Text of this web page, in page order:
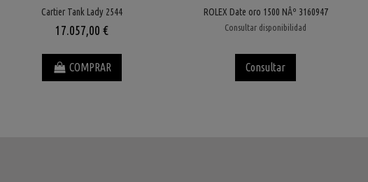
Cartier Tank Lady 2544
17.057,00 €
COMPRAR
ROLEX Date oro 1500 NÂº 3160947
Consultar disponibilidad
Consultar